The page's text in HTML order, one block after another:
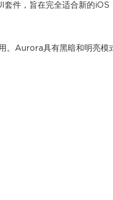
件，旨在完全适合新的
。Aurora具有黑暗和明亮模